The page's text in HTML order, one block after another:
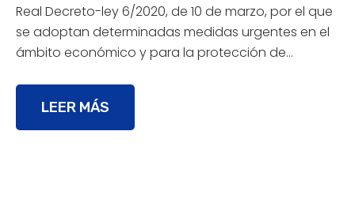
Real Decreto-ley 6/2020, de 10 de marzo, por el que
se adoptan determinadas medidas urgentes en el
ámbito económico y para la protección de…
LEER MÁS